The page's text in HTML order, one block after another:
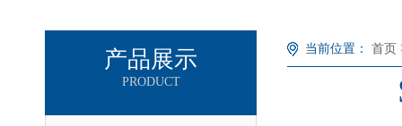
产品展示
PRODUCT
当前位置： 首页